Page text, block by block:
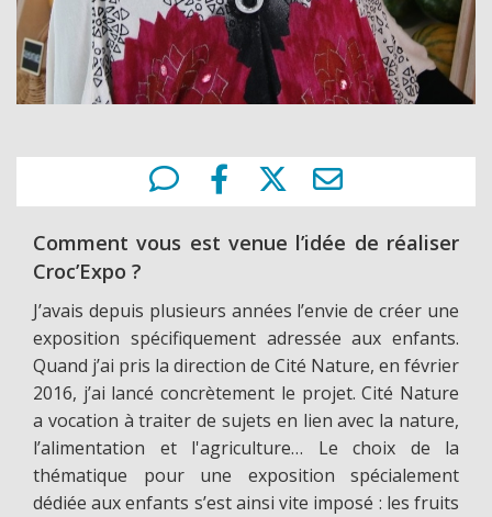
Comment vous est venue l’idée de réaliser
Croc’Expo ?
J’avais depuis plusieurs années l’envie de créer une
exposition spécifiquement adressée aux enfants.
Quand j’ai pris la direction de Cité Nature, en février
2016, j’ai lancé concrètement le projet. Cité Nature
a vocation à traiter de sujets en lien avec la nature,
l’alimentation et l'agriculture… Le choix de la
thématique pour une exposition spécialement
dédiée aux enfants s’est ainsi vite imposé : les fruits